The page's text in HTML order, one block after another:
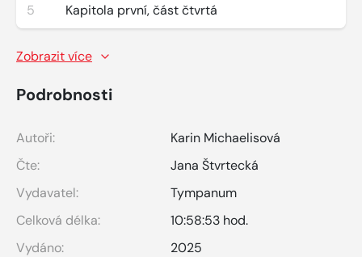
5 Kapitola první, část čtvrtá
Zobrazit více
Podrobnosti
Autoři:
Karin Michaelisová
Čte:
Jana Štvrtecká
Vydavatel:
Tympanum
Celková délka:
10:58:53 hod.
Vydáno:
2025